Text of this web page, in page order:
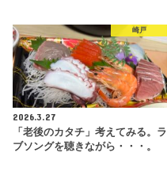
崎戸
2026.3.27
「老後のカタチ」考えてみる。ラ
ブソングを聴きながら・・・。